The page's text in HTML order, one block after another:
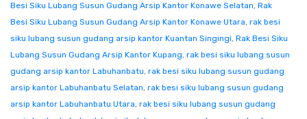
Besi Siku Lubang Susun Gudang Arsip Kantor Konawe Selatan, Rak
Besi Siku Lubang Susun Gudang Arsip Kantor Konawe Utara, rak besi
siku lubang susun gudang arsip kantor Kuantan Singingi, Rak Besi Siku
Lubang Susun Gudang Arsip Kantor Kupang, rak besi siku lubang susun
gudang arsip kantor Labuhanbatu, rak besi siku lubang susun gudang
arsip kantor Labuhanbatu Selatan, rak besi siku lubang susun gudang
arsip kantor Labuhanbatu Utara, rak besi siku lubang susun gudang